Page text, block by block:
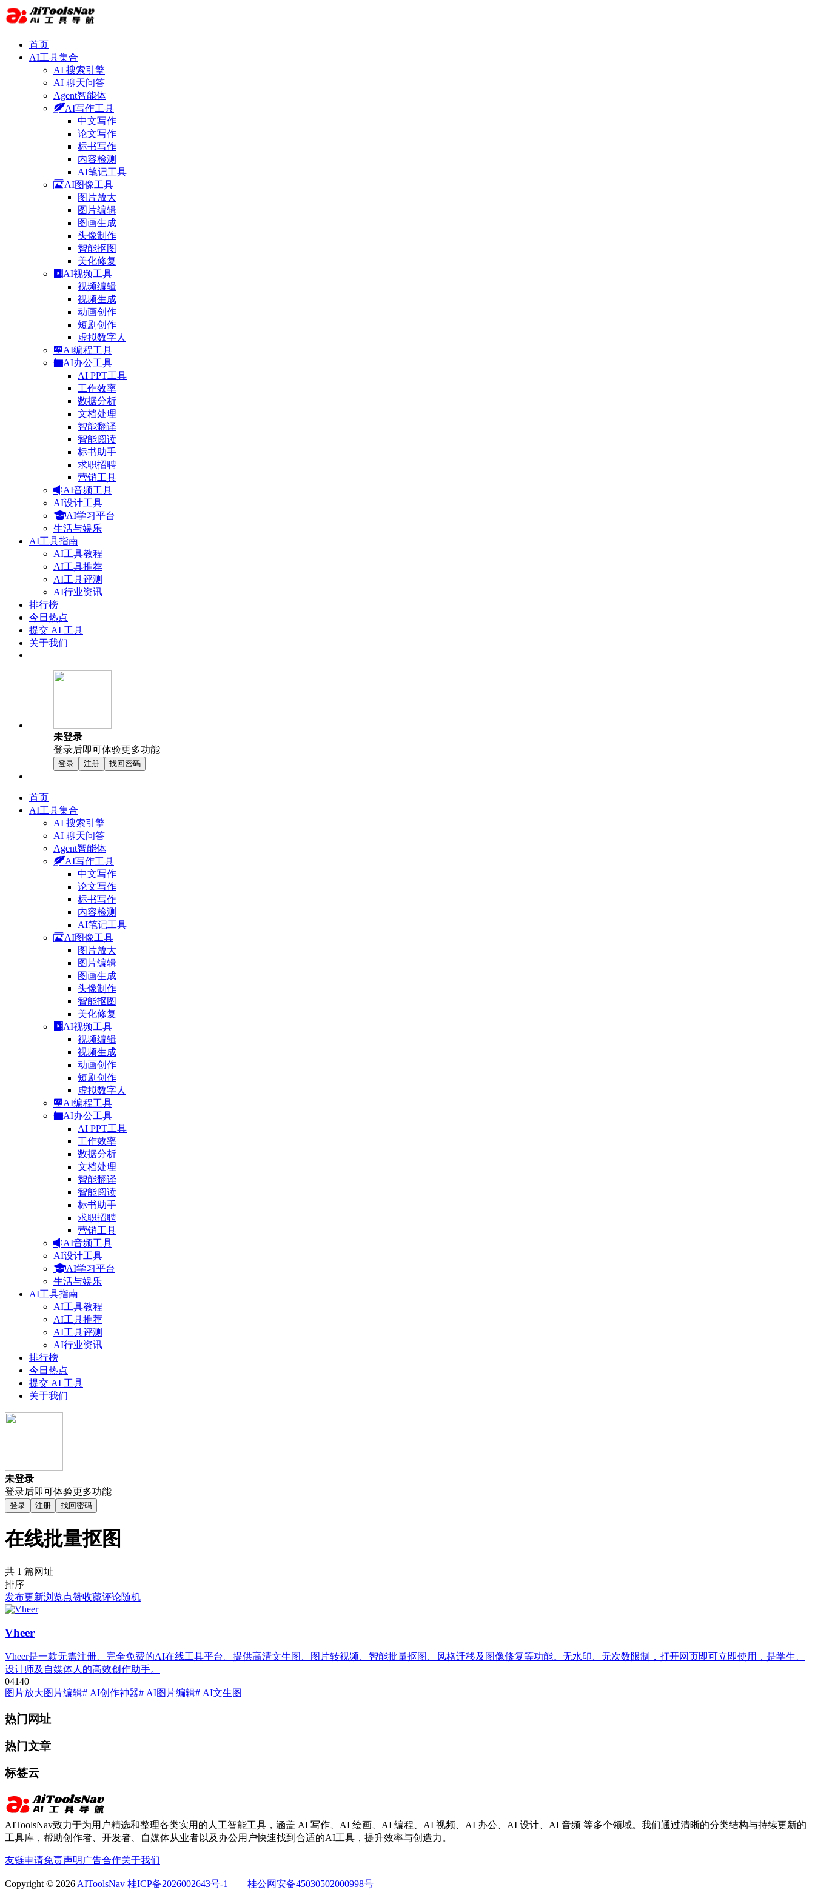
首页
AI工具集合
AI 搜索引擎
AI 聊天问答
Agent智能体
AI写作工具
中文写作
论文写作
标书写作
内容检测
AI笔记工具
AI图像工具
图片放大
图片编辑
图画生成
头像制作
智能抠图
美化修复
AI视频工具
视频编辑
视频生成
动画创作
短剧创作
虚拟数字人
AI编程工具
AI办公工具
AI PPT工具
工作效率
数据分析
文档处理
智能翻译
智能阅读
标书助手
求职招聘
营销工具
AI音频工具
AI设计工具
AI学习平台
生活与娱乐
AI工具指南
AI工具教程
AI工具推荐
AI工具评测
AI行业资讯
排行榜
今日热点
提交 AI 工具
关于我们
未登录
登录后即可体验更多功能
登录 注册 找回密码
首页
AI工具集合
AI 搜索引擎
AI 聊天问答
Agent智能体
AI写作工具
中文写作
论文写作
标书写作
内容检测
AI笔记工具
AI图像工具
图片放大
图片编辑
图画生成
头像制作
智能抠图
美化修复
AI视频工具
视频编辑
视频生成
动画创作
短剧创作
虚拟数字人
AI编程工具
AI办公工具
AI PPT工具
工作效率
数据分析
文档处理
智能翻译
智能阅读
标书助手
求职招聘
营销工具
AI音频工具
AI设计工具
AI学习平台
生活与娱乐
AI工具指南
AI工具教程
AI工具推荐
AI工具评测
AI行业资讯
排行榜
今日热点
提交 AI 工具
关于我们
未登录
登录后即可体验更多功能
登录 注册 找回密码
在线批量抠图
共 1 篇网址
排序
发布更新浏览点赞收藏评论随机
Vheer
Vheer是一款无需注册、完全免费的AI在线工具平台。提供高清文生图、图片转视频、智能批量抠图、风格迁移及图像修复等功能。无水印、无次数限制，打开网页即可立即使用，是学生、
设计师及自媒体人的高效创作助手。
04140
图片放大图片编辑# AI创作神器# AI图片编辑# AI文生图
热门网址
热门文章
标签云
AIToolsNav致力于为用户精选和整理各类实用的人工智能工具，涵盖 AI 写作、AI 绘画、AI 编程、AI 视频、AI 办公、AI 设计、AI 音频 等多个领域。我们通过清晰的分类结构与持续更新的
工具库，帮助创作者、开发者、自媒体从业者以及办公用户快速找到合适的AI工具，提升效率与创造力。
友链申请免责声明 广告合作关于我们
Copyright © 2026 AIToolsNav 桂ICP备2026002643号-1 桂公网安备45030502000998号